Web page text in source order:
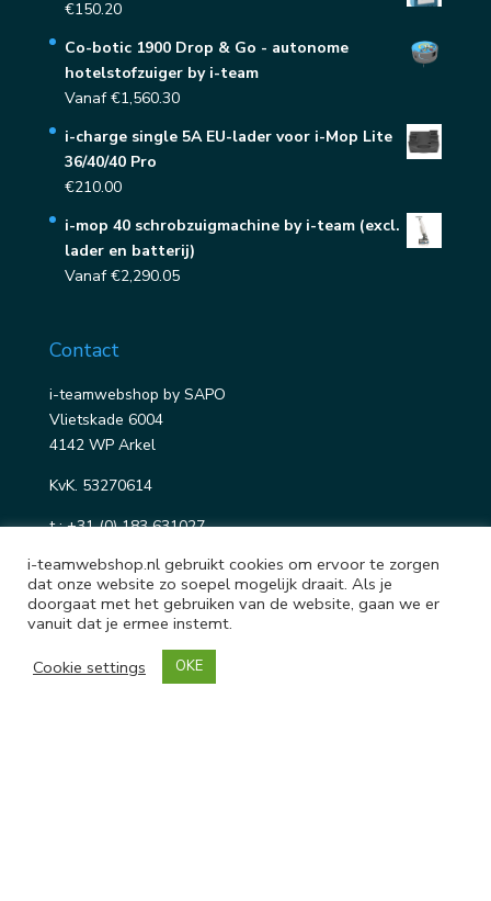
€150.20
Co-botic 1900 Drop & Go - autonome
hotelstofzuiger by i-team
Vanaf€1,560.30
i-charge single 5A EU-lader voor i-Mop Lite
36/40/40 Pro
€210.00
i-mop 40 schrobzuigmachine by i-team (excl.
lader en batterij)
Vanaf€2,290.05
Contact
i-teamwebshop by SAPO
Vlietskade 6004
4142 WP Arkel
KvK. 53270614
t :+31 (0) 183 631027
i:www.sapoproducts.nl/i-teamwebshop
i-teamwebshop by SAPO Products is officieel partner
van i-team.
i-teamwebshop.nl gebruikt cookies om ervoor te zorgen
dat onze website zo soepel mogelijk draait. Als je
doorgaat met het gebruiken van de website, gaan we er
vanuit dat je ermee instemt.
Cookie settings
OKE